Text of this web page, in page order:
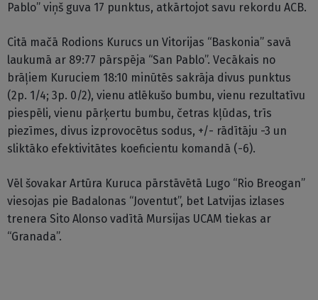
Pablo” viņš guva 17 punktus, atkārtojot savu rekordu ACB.
Citā mačā Rodions Kurucs un Vitorijas “Baskonia” savā
laukumā ar 89:77 pārspēja “San Pablo”. Vecākais no
brāļiem Kuruciem 18:10 minūtēs sakrāja divus punktus
(2p. 1/4; 3p. 0/2), vienu atlēkušo bumbu, vienu rezultatīvu
piespēli, vienu pārķertu bumbu, četras kļūdas, trīs
piezīmes, divus izprovocētus sodus, +/- rādītāju -3 un
sliktāko efektivitātes koeficientu komandā (-6).
Vēl šovakar Artūra Kuruca pārstāvētā Lugo “Rio Breogan”
viesojas pie Badalonas “Joventut”, bet Latvijas izlases
trenera Sito Alonso vadītā Mursijas UCAM tiekas ar
“Granada”.